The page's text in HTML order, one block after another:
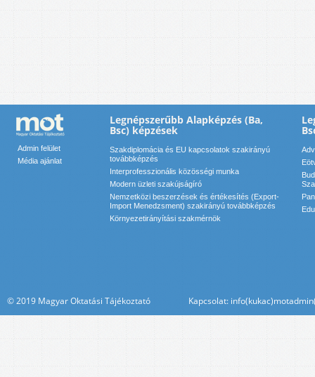
Admin felület
Média ajánlat
Legnépszerűbb Alapképzés (Ba,
Bsc) képzések
Szakdiplomácia és EU kapcsolatok szakirányú
továbbképzés
Interprofesszionális közösségi munka
Modern üzleti szakújságíró
Nemzetközi beszerzések és értékesítés (Export-
Import Menedzsment) szakirányú továbbképzés
Környezetirányítási szakmérnök
© 2019 Magyar Oktatási Tájékoztató Kapcsolat: